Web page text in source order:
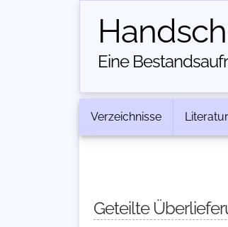
Eine
Verzeichnisse Literatur
Geteilte